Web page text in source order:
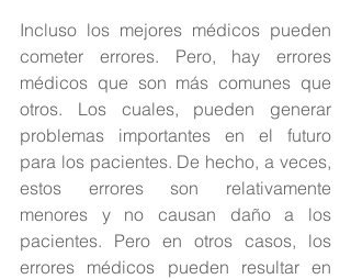
Incluso los mejores médicos pueden
cometer errores. Pero, hay errores
médicos que son más comunes que
otros. Los cuales, pueden generar
problemas importantes en el futuro
para los pacientes. De hecho, a veces,
estos errores son relativamente
menores y no causan daño a los
pacientes. Pero en otros casos, los
errores médicos pueden resultar en